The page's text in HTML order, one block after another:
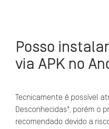
Posso
via APK no
Tecnicamente é possível
Desconhecidas", porém o
recomendado devido a